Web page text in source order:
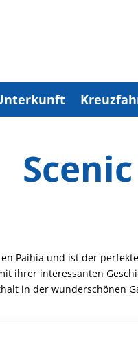
Paihia und ist der
ihrer interessanten
in der wunderschönen